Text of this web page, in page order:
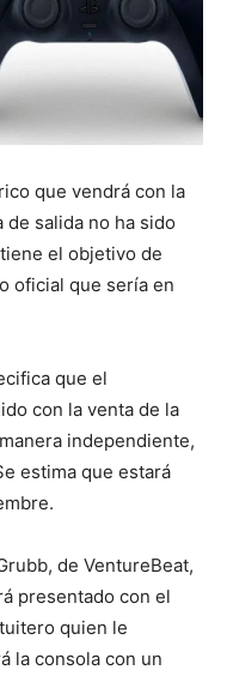
que vendrá con la
de salida no ha sido
el objetivo de
oficial que sería en
que el
con la venta de la
independiente,
estima que estará
de VentureBeat,
presentado con el
quien le
la consola con un